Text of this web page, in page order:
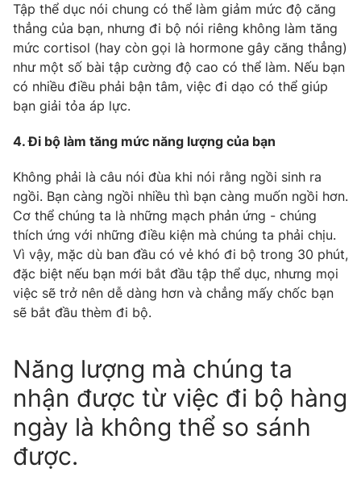
Thị trường
Tư vấn
Lịch phát sóng
Chuyên mục khác
Emagazine
Photo Infographic
Video Shorts video
VTV Money VTV Thể thao
VTV Sức khoẻ Bất động sản
VTV4 Vươn mình bằng AI
VTV9 VTV8
Tập thể dục nói chung có thể làm giảm mức độ căng
thẳng của bạn, nhưng đi bộ nói riêng không làm tăng
mức cortisol (hay còn gọi là hormone gây căng thẳng)
như một số bài tập cường độ cao có thể làm. Nếu bạn
có nhiều điều phải bận tâm, việc đi dạo có thể giúp
bạn giải tỏa áp lực.
4. Đi bộ làm tăng mức năng lượng của bạn
Không phải là câu nói đùa khi nói rằng ngồi sinh ra
ngồi. Bạn càng ngồi nhiều thì bạn càng muốn ngồi hơn.
Cơ thể chúng ta là những mạch phản ứng - chúng
thích ứng với những điều kiện mà chúng ta phải chịu.
Vì vậy, mặc dù ban đầu có vẻ khó đi bộ trong 30 phút,
đặc biệt nếu bạn mới bắt đầu tập thể dục, nhưng mọi
việc sẽ trở nên dễ dàng hơn và chẳng mấy chốc bạn
sẽ bắt đầu thèm đi bộ.
Năng lượng mà chúng ta
nhận được từ việc đi bộ hàng
ngày là không thể so sánh
được.